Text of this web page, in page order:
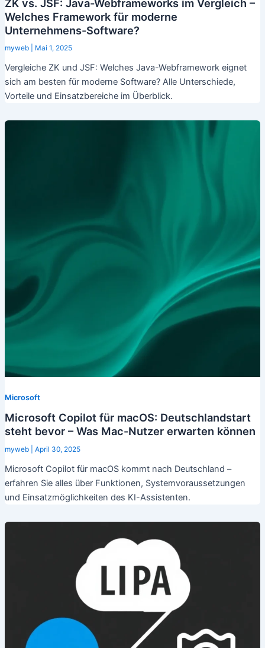
ZK vs. JSF: Java-Webframeworks im Vergleich –
Welches Framework für moderne
Unternehmens-Software?
myweb Mai 1, 2025
Vergleiche ZK und JSF: Welches Java-Webframework eignet
sich am besten für moderne Software? Alle Unterschiede,
Vorteile und Einsatzbereiche im Überblick.
Microsoft
Microsoft Copilot für macOS: Deutschlandstart
steht bevor – Was Mac-Nutzer erwarten können
myweb April 30, 2025
Microsoft Copilot für macOS kommt nach Deutschland –
erfahren Sie alles über Funktionen, Systemvoraussetzungen
und Einsatzmöglichkeiten des KI-Assistenten.